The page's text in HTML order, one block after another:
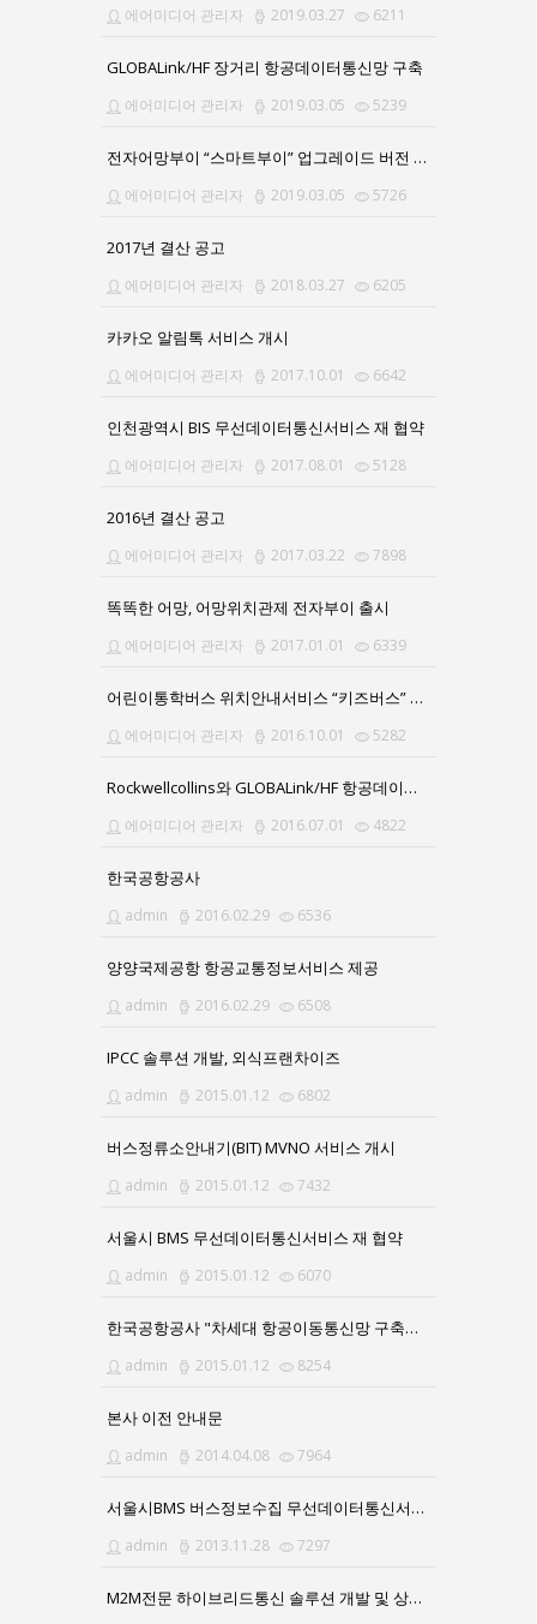
에어미디어 관리자 2019.03.27 6211
GLOBALink/HF 장거리 항공데이터통신망 구축
에어미디어 관리자 2019.03.05 5239
전자어망부이 “스마트부이” 업그레이드 버전 출시
에어미디어 관리자 2019.03.05 5726
2017년 결산 공고
에어미디어 관리자 2018.03.27 6205
카카오 알림톡 서비스 개시
에어미디어 관리자 2017.10.01 6642
인천광역시 BIS 무선데이터통신서비스 재 협약
에어미디어 관리자 2017.08.01 5128
2016년 결산 공고
에어미디어 관리자 2017.03.22 7898
똑똑한 어망, 어망위치관제 전자부이 출시
에어미디어 관리자 2017.01.01 6339
어린이통학버스 위치안내서비스 “키즈버스” 앱(APP) 출시
에어미디어 관리자 2016.10.01 5282
Rockwellcollins와 GLOBALink/HF 항공데이터통신서비스 계약 체결
에어미디어 관리자 2016.07.01 4822
한국공항공사
admin 2016.02.29 6536
양양국제공항 항공교통정보서비스 제공
admin 2016.02.29 6508
IPCC 솔루션 개발, 외식프랜차이즈
admin 2015.01.12 6802
버스정류소안내기(BIT) MVNO 서비스 개시
admin 2015.01.12 7432
서울시 BMS 무선데이터통신서비스 재 협약
admin 2015.01.12 6070
한국공항공사 "차세대 항공이동통신망 구축사업" 수주
admin 2015.01.12 8254
본사 이전 안내문
admin 2014.04.08 7964
서울시BMS 버스정보수집 무선데이터통신서비스 연장 계약
admin 2013.11.28 7297
M2M전문 하이브리드통신 솔루션 개발 및 상용화 성공